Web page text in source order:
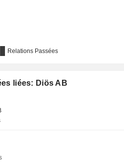
Relations Passées
liées: Diös AB